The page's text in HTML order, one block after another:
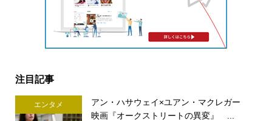
注目記事
エンタメ
アン・ハサウェイ×ユアン・マクレガー
映画『オークストリートの異変』 ...